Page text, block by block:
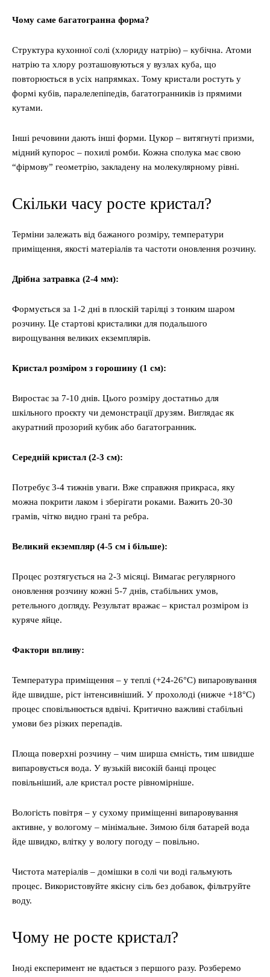
Чому саме багатогранна форма?
Структура кухонної солі (хлориду натрію) – кубічна. Атоми
натрію та хлору розташовуються у вузлах куба, що
повторюється в усіх напрямках. Тому кристали ростуть у
формі кубів, паралелепіпедів, багатогранників із прямими
кутами.
Інші речовини дають інші форми. Цукор – витягнуті призми,
мідний купорос – похилі ромби. Кожна сполука має свою
“фірмову” геометрію, закладену на молекулярному рівні.
Скільки часу росте кристал?
Терміни залежать від бажаного розміру, температури
приміщення, якості матеріалів та частоти оновлення розчину.
Дрібна затравка (2-4 мм):
Формується за 1-2 дні в плоскій тарілці з тонким шаром
розчину. Це стартові кристалики для подальшого
вирощування великих екземплярів.
Кристал розміром з горошину (1 см):
Виростає за 7-10 днів. Цього розміру достатньо для
шкільного проєкту чи демонстрації друзям. Виглядає як
акуратний прозорий кубик або багатогранник.
Середній кристал (2-3 см):
Потребує 3-4 тижнів уваги. Вже справжня прикраса, яку
можна покрити лаком і зберігати роками. Важить 20-30
грамів, чітко видно грані та ребра.
Великий екземпляр (4-5 см і більше):
Процес розтягується на 2-3 місяці. Вимагає регулярного
оновлення розчину кожні 5-7 днів, стабільних умов,
ретельного догляду. Результат вражає – кристал розміром із
куряче яйце.
Фактори впливу:
Температура приміщення – у теплі (+24-26°C) випаровування
йде швидше, ріст інтенсивніший. У прохолоді (нижче +18°C)
процес сповільнюється вдвічі. Критично важливі стабільні
умови без різких перепадів.
Площа поверхні розчину – чим ширша ємність, тим швидше
випаровується вода. У вузькій високій банці процес
повільніший, але кристал росте рівномірніше.
Вологість повітря – у сухому приміщенні випаровування
активне, у вологому – мінімальне. Зимою біля батарей вода
йде швидко, влітку у вологу погоду – повільно.
Чистота матеріалів – домішки в солі чи воді гальмують
процес. Використовуйте якісну сіль без добавок, фільтруйте
воду.
Чому не росте кристал?
Іноді експеримент не вдається з першого разу. Розберемо